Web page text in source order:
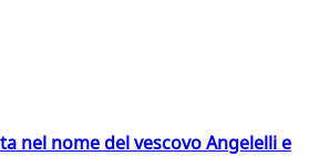
nel nome del vescovo Angelelli e